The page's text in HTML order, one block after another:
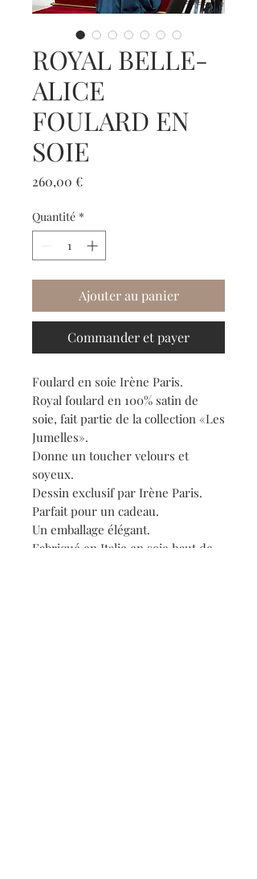
ROYAL BELLE-
ALICE
FOULARD EN
SOIE
260,00 €Prix
Quantité *
Ajouter au panier
Commander et payer
Foulard en soie Irène Paris.
Royal foulard en 100% satin de
soie, fait partie de la collection «Les
Jumelles».
Donne un toucher velours et
soyeux.
Dessin exclusif par Irène Paris.
Parfait pour un cadeau.
Un emballage élégant.
Fabriqué en Italie en soie haut de